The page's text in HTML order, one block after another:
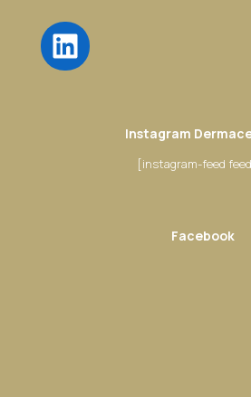
LinkedIn
Instagram
[instagram-feed
Facebook